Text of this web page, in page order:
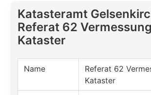
Katasteramt
Referat 62
Kataster
Name
Referat 62
Kataster